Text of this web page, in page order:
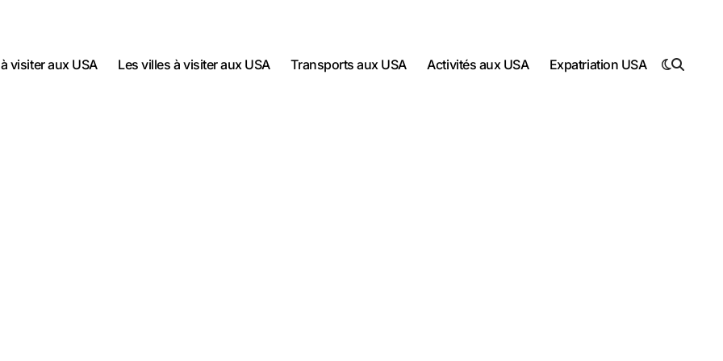
visiter aux USA
Les villes à visiter aux USA Transports aux USA Activités aux USA Expatriation USA